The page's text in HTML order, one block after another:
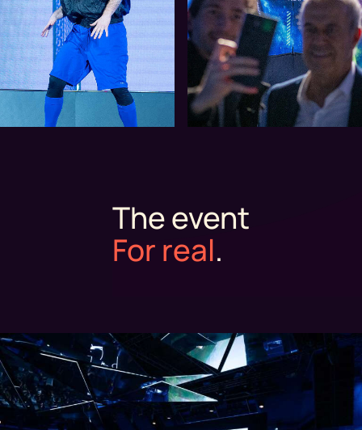
The event
For real.